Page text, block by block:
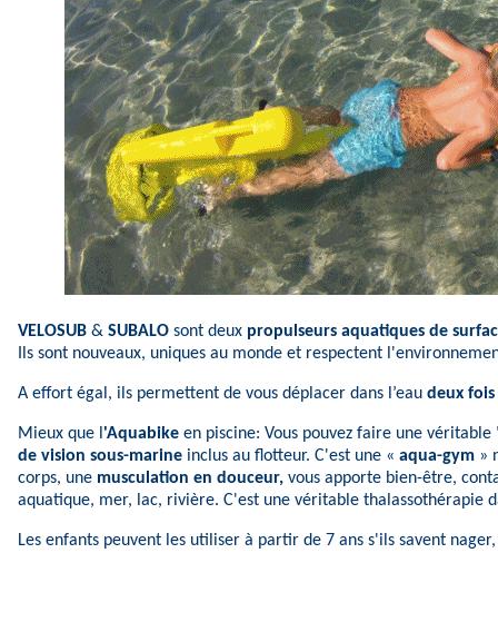
VELOSUB & SUBALO sont deux propulseurs aquatiques de
Ils sont nouveaux, uniques au monde et respectent
A effort égal, ils permettent de vous déplacer dans l’eau deux
Mieux que l 'Aquabike en piscine: Vous pouvez faire une véritable
de vision sous-marine inclus au flotteur. C'est une « aqua-gym »
corps, une musculation en douceur, vous apporte bien-être,
aquatique, mer, lac, rivière. C'est une véritable thalassothérapie
Les enfants peuvent les utiliser à partir de 7 ans s'ils savent